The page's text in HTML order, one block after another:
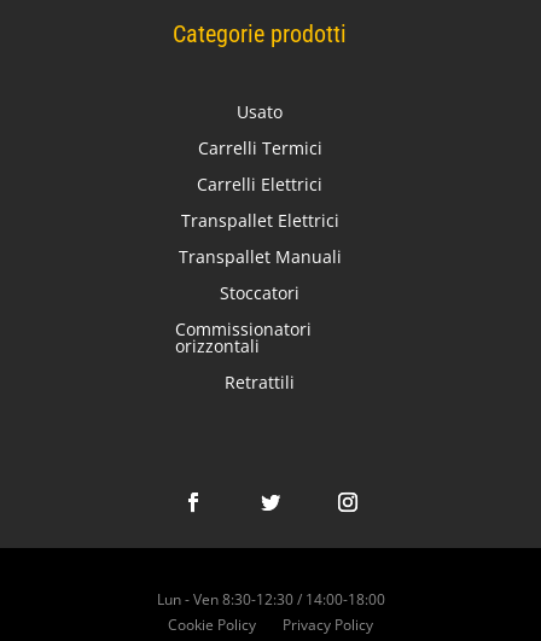
Categorie prodotti
Usato
Carrelli Termici
Carrelli Elettrici
Transpallet Elettrici
Transpallet Manuali
Stoccatori
Commissionatori
orizzontali
Retrattili
Lun - Ven 8:30-12:30 / 14:00-18:00
Cookie Policy
Privacy Policy